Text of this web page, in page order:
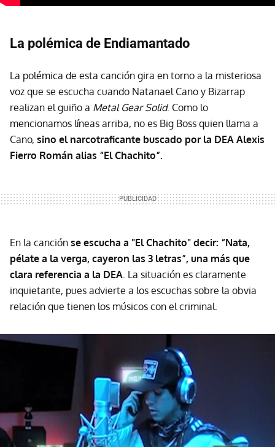
La polémica de Endiamantado
La polémica de esta canción gira en torno a la misteriosa
voz que se escucha cuando Natanael Cano y Bizarrap
realizan el guiño a Metal Gear Solid. Como lo
mencionamos líneas arriba, no es Big Boss quien llama a
Cano, sino el narcotraficante buscado por la DEA Alexis
Fierro Román alias “El Chachito”.
En la canción se escucha a "El Chachito" decir: “Nata,
pélate a la verga, cayeron las 3 letras”, una más que
clara referencia a la DEA. La situación es claramente
inquietante, pues advierte a los escuchas sobre la obvia
relación que tienen los músicos con el criminal.